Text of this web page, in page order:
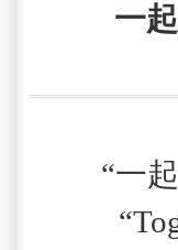
一
“一起